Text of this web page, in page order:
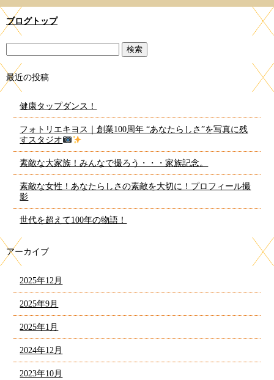
ブログトップ
最近の投稿
健康タップダンス！
フォトリエキヨス｜創業100周年 “あなたらしさ”を写真に残
すスタジオ
素敵な大家族！みんなで撮ろう・・・家族記念。
素敵な女性！あなたらしさの素敵を大切に！プロフィール撮
影
世代を超えて100年の物語！
アーカイブ
2025年12月
2025年9月
2025年1月
2024年12月
2023年10月